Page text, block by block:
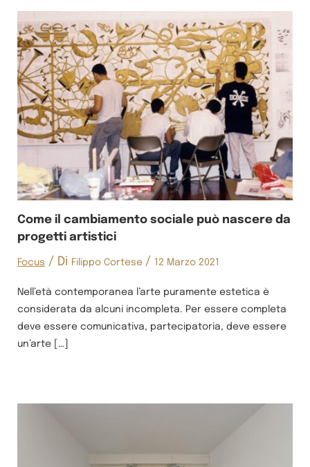
Come il cambiamento sociale può nascere da
progetti artistici
Focus / Di Filippo Cortese / 12 Marzo 2021
Nell’età contemporanea l’arte puramente estetica è
considerata da alcuni incompleta. Per essere completa
deve essere comunicativa, partecipatoria, deve essere
un’arte […]